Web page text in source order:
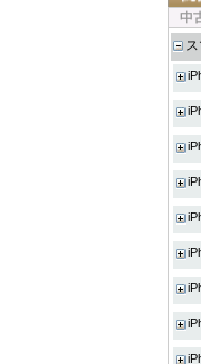
中